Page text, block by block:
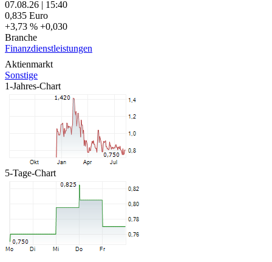
07.08.26 | 15:40
0,835 Euro
+3,73 % +0,030
Branche
Finanzdienstleistungen
Aktienmarkt
Sonstige
1-Jahres-Chart
5-Tage-Chart